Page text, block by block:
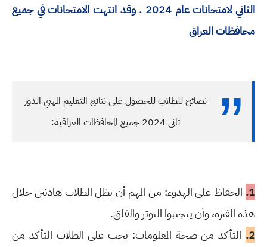
الثاني لامتحانات عام 2024 . وقد انتهت الامتحانات في جميع
محافظات العراق
نصائح للطلاب للحصول على نتائج التعليم المهني الدور
ثاني 2024 جميع المحافظات العراقية:
1. الحفاظ على الهدوء: من المهم أن يظل الطلاب هادئين خلال
هذه الفترة، وأن يتجنبوا التوتر والقلق.
2. التأكد من صحة المعلومات: يجب على الطلاب التأكد من